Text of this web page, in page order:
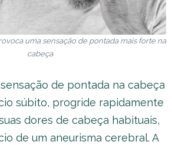
uma sensação de pontada mais forte na
cabeça
de pontada na cabeça
súbito, progride rapidamente
dores de cabeça habituais,
de um aneurisma cerebral. A